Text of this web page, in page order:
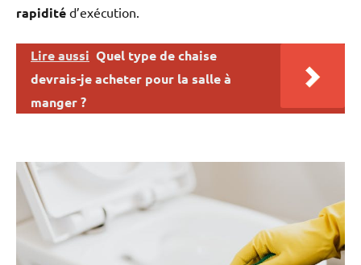
rapidité d’exécution.
Lire aussi Quel type de chaise
devrais-je acheter pour la salle à
manger ?